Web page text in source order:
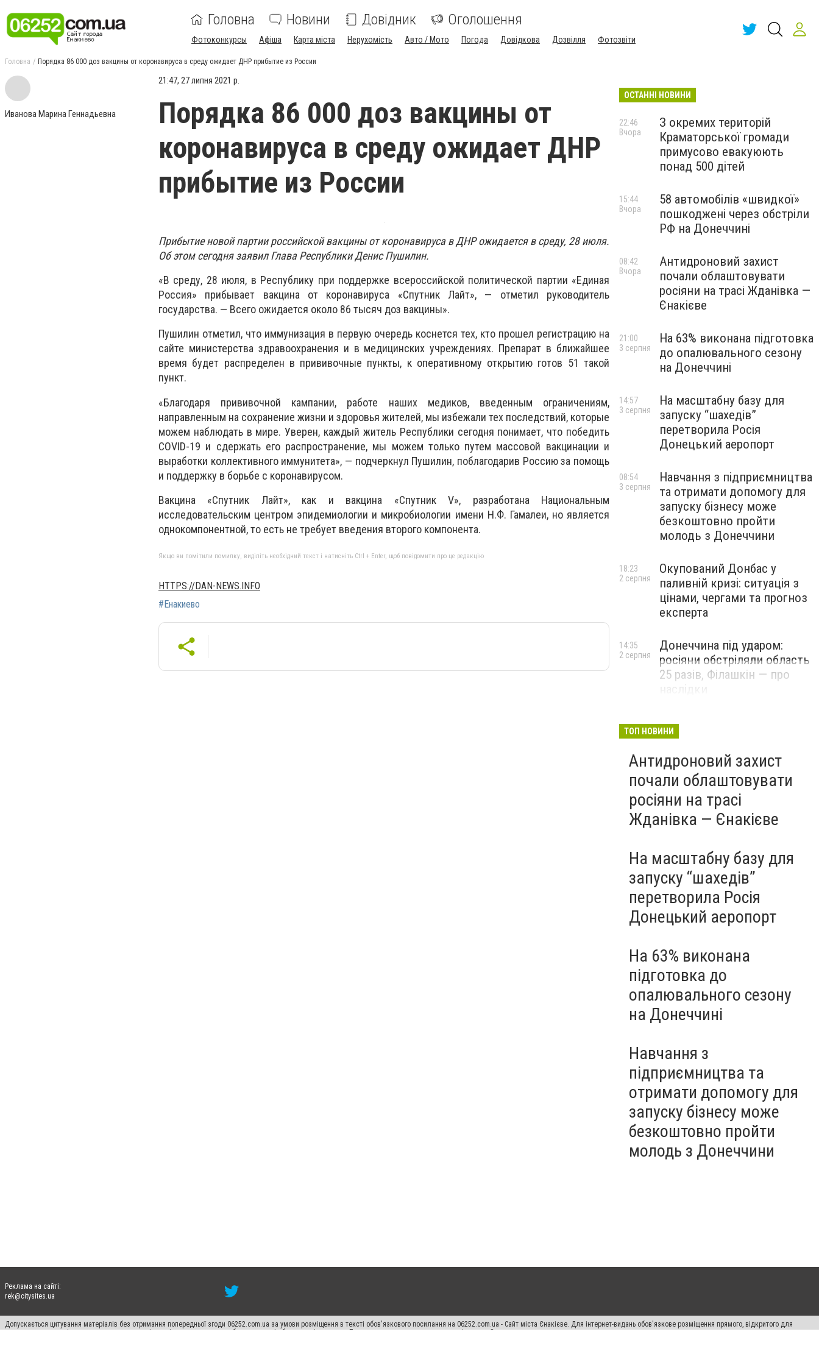
Головна Новини Довідник Оголошення
Фотоконкурсы Афіша Карта міста Нерухомість Авто / Мото Погода Довідкова Дозвілля Фотозвіти
Головна Порядка 86 000 доз вакцины от коронавируса в среду ожидает ДНР прибытие из России
Иванова Марина Геннадьевна
21:47, 27 липня 2021 р.
Порядка 86 000 доз вакцины от
коронавируса в среду ожидает ДНР
прибытие из России
Прибытие новой партии российской вакцины от коронавируса в ДНР ожидается в среду, 28 июля.
Об этом сегодня заявил Глава Республики Денис Пушилин.
«В среду, 28 июля, в Республику при поддержке всероссийской политической партии «Единая
Россия» прибывает вакцина от коронавируса «Спутник Лайт», — отметил руководитель
государства. — Всего ожидается около 86 тысяч доз вакцины».
Пушилин отметил, что иммунизация в первую очередь коснется тех, кто прошел регистрацию на
сайте министерства здравоохранения и в медицинских учреждениях. Препарат в ближайшее
время будет распределен в прививочные пункты, к оперативному открытию готов 51 такой
пункт.
«Благодаря прививочной кампании, работе наших медиков, введенным ограничениям,
направленным на сохранение жизни и здоровья жителей, мы избежали тех последствий, которые
можем наблюдать в мире. Уверен, каждый житель Республики сегодня понимает, что победить
COVID-19 и сдержать его распространение, мы можем только путем массовой вакцинации и
выработки коллективного иммунитета», — подчеркнул Пушилин, поблагодарив Россию за помощь
и поддержку в борьбе с коронавирусом.
Вакцина «Спутник Лайт», как и вакцина «Спутник V», разработана Национальным
исследовательским центром эпидемиологии и микробиологии имени Н.Ф. Гамалеи, но является
однокомпонентной, то есть не требует введения второго компонента.
Якщо ви помітили помилку, виділіть необхідний текст і натисніть Ctrl + Enter, щоб повідомити про це редакцію
HTTPS://DAN-NEWS.INFO
#Енакиево
ОСТАННІ НОВИНИ
З окремих територій
Краматорської громади
примусово евакуюють
понад 500 дітей
22:46
Вчора
58 автомобілів «швидкої»
пошкоджені через обстріли
РФ на Донеччині
15:44
Вчора
Антидроновий захист
почали облаштовувати
росіяни на трасі Жданівка —
Єнакієве
08:42
Вчора
На 63% виконана підготовка
до опалювального сезону
на Донеччині
21:00
3 серпня
На масштабну базу для
запуску “шахедів”
перетворила Росія
Донецький аеропорт
14:57
3 серпня
Навчання з підприємництва
та отримати допомогу для
запуску бізнесу може
безкоштовно пройти
молодь з Донеччини
08:54
3 серпня
Окупований Донбас у
паливній кризі: ситуація з
цінами, чергами та прогноз
експерта
18:23
2 серпня
Донеччина під ударом:
росіяни обстріляли область
25 разів, Філашкін — про
14:35
2 серпня
ТОП НОВИНИ
Антидроновий захист
почали облаштовувати
росіяни на трасі
Жданівка — Єнакієве
На масштабну базу для
запуску “шахедів”
перетворила Росія
Донецький аеропорт
На 63% виконана
підготовка до
опалювального сезону
на Донеччині
Навчання з
підприємництва та
отримати допомогу для
запуску бізнесу може
безкоштовно пройти
молодь з Донеччини
Реклама на сайті:
rek@citysites.ua
Допускається цитування матеріалів без отримання попередньої згоди 06252.com.ua за умови розміщення в тексті обов'язкового посилання на 06252.com.ua - Сайт міста Єнакієве. Для інтернет-видань обов'язкове розміщення прямого, відкритого для
пошукових систем гіперпосилання на цитовані статті не нижче другого абзацу в тексті або в якості джерела. Порушення виняткових прав переслідується Законом.